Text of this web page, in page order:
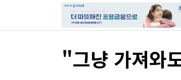
"그냥 가져와